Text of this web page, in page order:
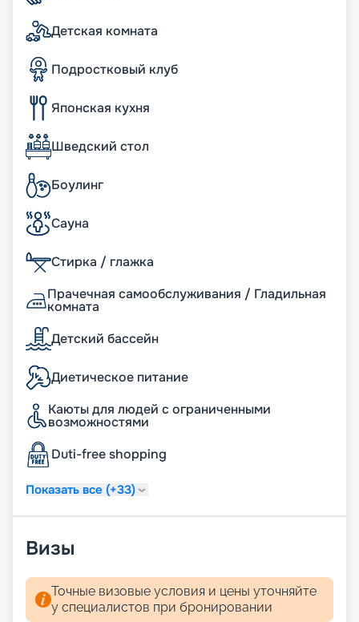
суши с собой. Предусмотрено и детское меню.
При желании вы можете заказать еду в каюту.
Детская комната
Подростковый клуб
Японская кухня
Шведский стол
Боулинг
Сауна
Стирка / глажка
Прачечная самообслуживания / Гладильная
комната
Детский бассейн
Диетическое питание
Каюты для людей с ограниченными
возможностями
Duti-free shopping
Показать все (+33)
Визы
Точные визовые условия и цены уточняйте
у специалистов при бронировании